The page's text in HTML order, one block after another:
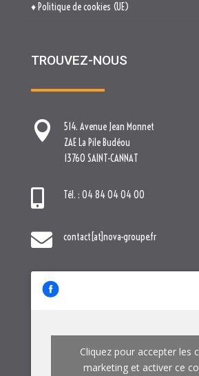

514. Avenue Jean Monnet

 contact[at]nova-groupe.fr
Cliquez pour accepter les